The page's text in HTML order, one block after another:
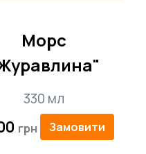
Морс
330 мл
Замовити